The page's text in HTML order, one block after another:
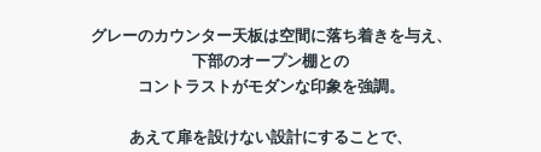
グレーのカウンター天板は空間に落ち着きを与え、
下部のオープン棚との
コントラストがモダンな印象を強調。
あえて扉を設けない設計にすることで、